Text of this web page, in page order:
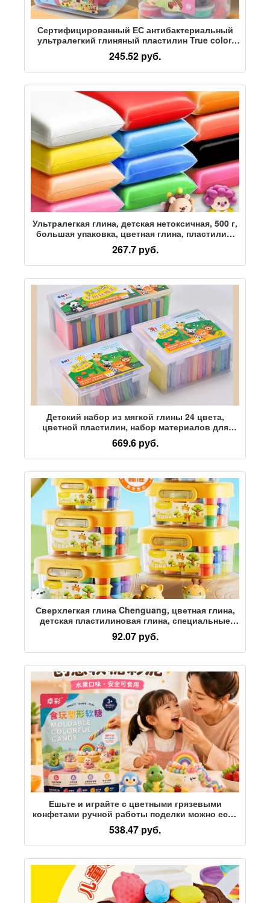
Сертифицированный ЕС антибактериальный
ультралегкий глиняный пластилин True color,
безопасный и не имеющий запаха, набор
цветной глины ручной работы "сделай сам"
для детского сада
245.52 руб.
Ультралегкая глина, детская нетоксичная, 500 г,
большая упаковка, цветная глина, пластилин,
24 цвета, большая объемная глина, черно-
белая, желтая, супер глина, специальная
упаковка материалов для детского сада ручной
267.7 руб.
Детский набор из мягкой глины 24 цвета,
цветной пластилин, набор материалов для
поделок ручной работы, специально для
учащихся начальных классов и детских садов
669.6 руб.
Сверхлегкая глина Chenguang, цветная глина,
детская пластилиновая глина, специальные
развивающие игрушки для детского сада,
Космическая глина, вспенивающийся клей
92.07 руб.
Ешьте и играйте с цветными грязевыми
конфетами ручной работы поделки можно есть
из пластилина развивающие закуски безопасно
употреблять в пищу волшебные цветные
грязевые конфеты
538.47 руб.